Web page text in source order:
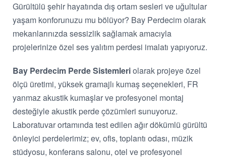
Gürültülü şehir hayatında dış ortam sesleri ve uğultular
yaşam konforunuzu mu bölüyor? Bay Perdecim olarak
mekanlarınızda sessizlik sağlamak amacıyla
projelerinize özel ses yalıtım perdesi imalatı yapıyoruz.
Bay Perdecim Perde Sistemleriolarak projeye özel
ölçü üretimi, yüksek gramajlı kumaş seçenekleri, FR
yanmaz akustik kumaşlar ve profesyonel montaj
desteğiyle akustik perde çözümleri sunuyoruz.
Laboratuvar ortamında test edilen ağır dökümlü gürültü
önleyici perdelerimiz; ev, ofis, toplantı odası, müzik
stüdyosu, konferans salonu, otel ve profesyonel